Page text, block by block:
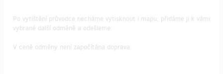
Po vytištění průvodce necháme vytisknout i mapu, přidáme ji k vámi
vybrané další odměně a odešleme.
V ceně odměny není započítána doprava.